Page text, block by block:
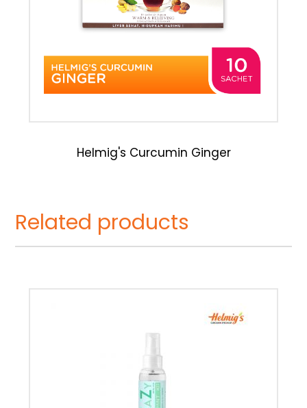
Helmig's Curcumin Ginger
Related products